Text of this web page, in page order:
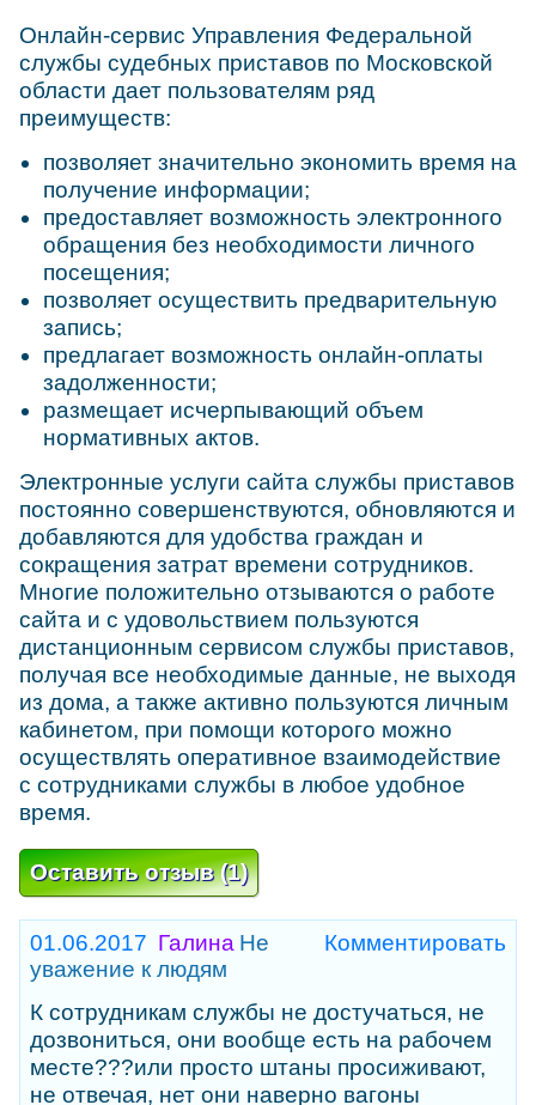
Онлайн-сервис Управления Федеральной
службы судебных приставов по Московской
области дает пользователям ряд
преимуществ:
позволяет значительно экономить время на
получение информации;
предоставляет возможность электронного
обращения без необходимости личного
посещения;
позволяет осуществить предварительную
запись;
предлагает возможность онлайн-оплаты
задолженности;
размещает исчерпывающий объем
нормативных актов.
Электронные услуги сайта службы приставов
постоянно совершенствуются, обновляются и
добавляются для удобства граждан и
сокращения затрат времени сотрудников.
Многие положительно отзываются о работе
сайта и с удовольствием пользуются
дистанционным сервисом службы приставов,
получая все необходимые данные, не выходя
из дома, а также активно пользуются личным
кабинетом, при помощи которого можно
осуществлять оперативное взаимодействие
с сотрудниками службы в любое удобное
время.
Оставить отзыв (1)
01.06.2017 Галина Не
уважение к людям
К сотрудникам службы не достучаться, не
дозвониться, они вообще есть на рабочем
месте???или просто штаны просиживают,
не отвечая, нет они наверно вагоны